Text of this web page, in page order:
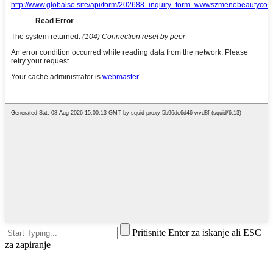
Pritisnite Enter za iskanje ali ESC
za zapiranje